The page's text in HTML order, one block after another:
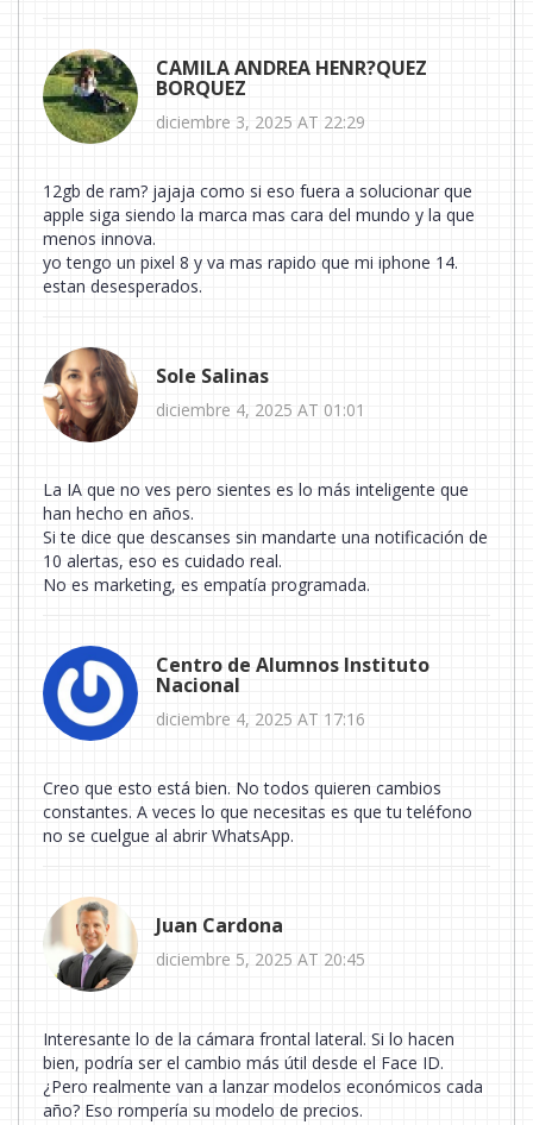
CAMILA ANDREA HENR?QUEZ
BORQUEZ
diciembre 3, 2025 AT 22:29
12gb de ram? jajaja como si eso fuera a solucionar que
apple siga siendo la marca mas cara del mundo y la que
menos innova.
yo tengo un pixel 8 y va mas rapido que mi iphone 14.
estan desesperados.
Sole Salinas
diciembre 4, 2025 AT 01:01
La IA que no ves pero sientes es lo más inteligente que
han hecho en años.
Si te dice que descanses sin mandarte una notificación de
10 alertas, eso es cuidado real.
No es marketing, es empatía programada.
Centro de Alumnos Instituto
Nacional
diciembre 4, 2025 AT 17:16
Creo que esto está bien. No todos quieren cambios
constantes. A veces lo que necesitas es que tu teléfono
no se cuelgue al abrir WhatsApp.
Juan Cardona
diciembre 5, 2025 AT 20:45
Interesante lo de la cámara frontal lateral. Si lo hacen
bien, podría ser el cambio más útil desde el Face ID.
¿Pero realmente van a lanzar modelos económicos cada
año? Eso rompería su modelo de precios.